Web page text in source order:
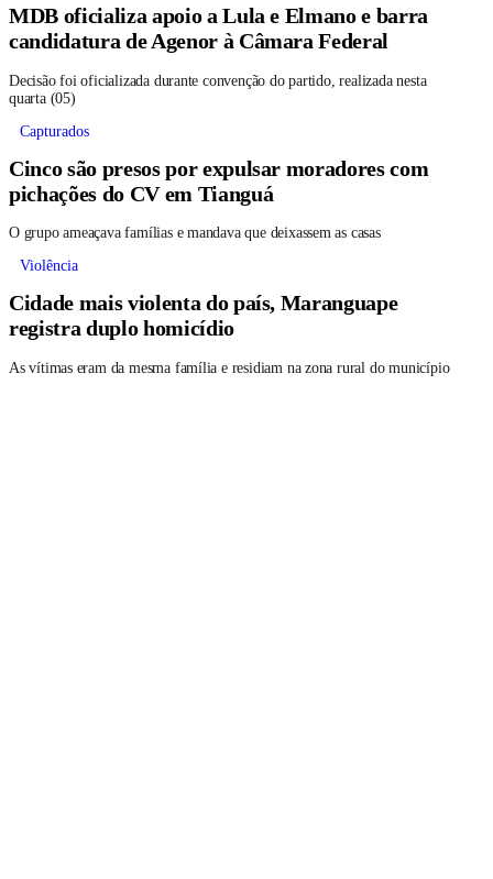
MDB oficializa apoio a Lula e Elmano e barra
candidatura de Agenor à Câmara Federal
Decisão foi oficializada durante convenção do partido, realizada nesta
quarta (05)
Capturados
Cinco são presos por expulsar moradores com
pichações do CV em Tianguá
O grupo ameaçava famílias e mandava que deixassem as casas
Violência
Cidade mais violenta do país, Maranguape
registra duplo homicídio
As vítimas eram da mesma família e residiam na zona rural do município